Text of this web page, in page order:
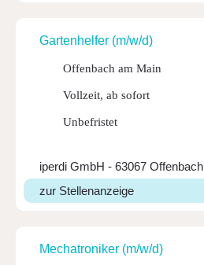
Garten­helfer (m/w/d)
Offenbach am Main
Vollzeit, ab sofort
Unbefristet
iperdi GmbH - 63067 Offenbach
zur Stellenanzeige
Mecha­tro­niker (m/w/d)